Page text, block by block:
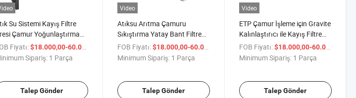
Su Sistemi Kayış Filtre
Çamur Yoğunlaştırma
Suyunu Alma Cihazı
Fiyatı: $18.000,00-60.000,00
/ Parça
Sipariş: 1 Parça
Talep Gönder
Video
Atıksu Arıtma Çamuru
Sıkıştırma Yatay Bant Filtre
Kolay Kullanım ile
FOB Fiyatı: $18.000,00-60.000,00
/ Parça
Minimum Sipariş: 1 Parça
Talep Gönder
Video
ETP Çamur İşleme için Gravite
Kalınlaştırıcı ile Kayış Filtre
Presi
FOB Fiyatı: $18.000,00-60.000,00
Minimum Sipariş: 1 Parça
Talep Gönder